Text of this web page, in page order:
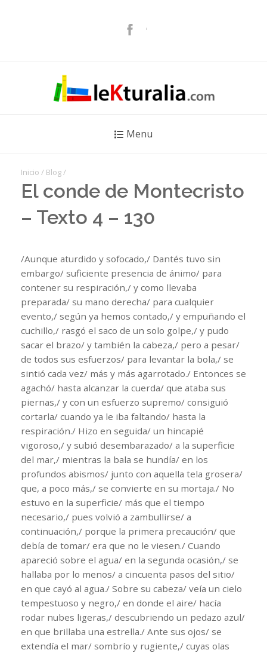
Menu
Inicio / Blog /
El conde de Montecristo
– Texto 4 – 130
/Aunque aturdido y sofocado,/ Dantés tuvo sin
embargo/ suficiente presencia de ánimo/ para
contener su respiración,/ y como llevaba
preparada/ su mano derecha/ para cualquier
evento,/ según ya hemos contado,/ y empuñando el
cuchillo,/ rasgó el saco de un solo golpe,/ y pudo
sacar el brazo/ y también la cabeza,/ pero a pesar/
de todos sus esfuerzos/ para levantar la bola,/ se
sintió cada vez/ más y más agarrotado./ Entonces se
agachó/ hasta alcanzar la cuerda/ que ataba sus
piernas,/ y con un esfuerzo supremo/ consiguió
cortarla/ cuando ya le iba faltando/ hasta la
respiración./ Hizo en seguida/ un hincapié
vigoroso,/ y subió desembarazado/ a la superficie
del mar,/ mientras la bala se hundía/ en los
profundos abismos/ junto con aquella tela grosera/
que, a poco más,/ se convierte en su mortaja./ No
estuvo en la superficie/ más que el tiempo
necesario,/ pues volvió a zambullirse/ a
continuación,/ porque la primera precaución/ que
debía de tomar/ era que no le viesen./ Cuando
apareció sobre el agua/ en la segunda ocasión,/ se
hallaba por lo menos/ a cincuenta pasos del sitio/
en que cayó al agua./ Sobre su cabeza/ veía un cielo
tempestuoso y negro,/ en donde el aire/ hacía
rodar nubes ligeras,/ descubriendo un pedazo azul/
en que brillaba una estrella./ Ante sus ojos/ se
extendía el mar/ sombrío y rugiente,/ cuyas olas